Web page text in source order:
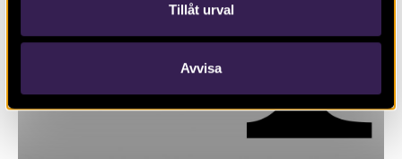
Tillåt urval
Avvisa